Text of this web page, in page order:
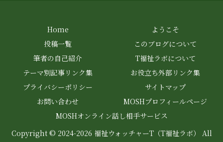
Home
ようこそ
投稿一覧
このブログについて
筆者の自己紹介
T福祉ラボについて
テーマ別記事リンク集
お役立ち外部リンク集
プライバシーポリシー
サイトマップ
お問い合わせ
MOSHプロフィールページ
MOSHオンライン話し相手サービス
Copyright © 2024-2026 福祉ウォッチャーT（T福祉ラボ） All